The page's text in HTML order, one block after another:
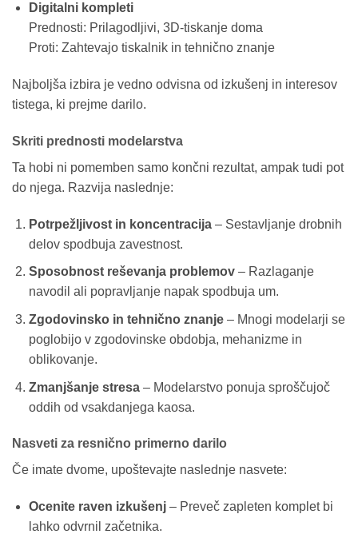
Digitalni kompleti
Prednosti: Prilagodljivi, 3D-tiskanje doma
Proti: Zahtevajo tiskalnik in tehnično znanje
Najboljša izbira je vedno odvisna od izkušenj in interesov
tistega, ki prejme darilo.
Skriti prednosti modelarstva
Ta hobi ni pomemben samo končni rezultat, ampak tudi pot
do njega. Razvija naslednje:
Potrpežljivost in koncentracija– Sestavljanje drobnih
delov spodbuja zavestnost.
Sposobnost reševanja problemov– Razlaganje
navodil ali popravljanje napak spodbuja um.
Zgodovinsko in tehnično znanje– Mnogi modelarji se
poglobijo v zgodovinske obdobja, mehanizme in
oblikovanje.
Zmanjšanje stresa– Modelarstvo ponuja sproščujoč
oddih od vsakdanjega kaosa.
Nasveti za resnično primerno darilo
Če imate dvome, upoštevajte naslednje nasvete:
Ocenite raven izkušenj– Preveč zapleten komplet bi
lahko odvrnil začetnika.